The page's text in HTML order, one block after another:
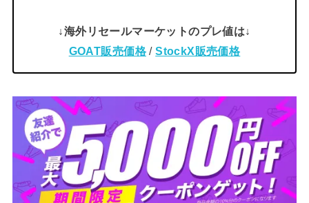
↓海外リセールマーケットのプレ値は↓
GOAT販売価格/StockX販売価格